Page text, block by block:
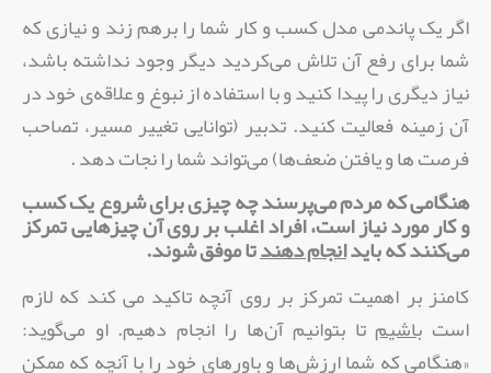
اگر یک پاندمی مدل کسب و کار شما را برهم زند و نیازی که
شما برای رفع آن تلاش می‌کردید دیگر وجود نداشته باشد،‌
نیاز دیگری را پیدا کنید و با استفاده از نبوغ و علاقه‌ی خود در
آن زمینه فعالیت کنید. تدبیر (توانایی تغییر مسیر،‌ تصاحب
فرصت ها و یافتن ضعف‌ها) می‌تواند شما را نجات دهد .
هنگامی که مردم می‌پرسند چه چیزی برای شروع یک کسب
و کار مورد نیاز است،‌ افراد اغلب بر روی آن چیزهایی تمرکز
می‌کنند که بایدانجام دهندتا موفق شوند.
کامنز بر اهمیت تمرکز بر روی آنچه تاکید می کند که لازم
است باشیمتا بتوانیم آن‌ها را انجام دهیم. او می‌گوید:
«هنگامی که شما ارزش‌ها و باور‌های خود را با آنچه که ممکن